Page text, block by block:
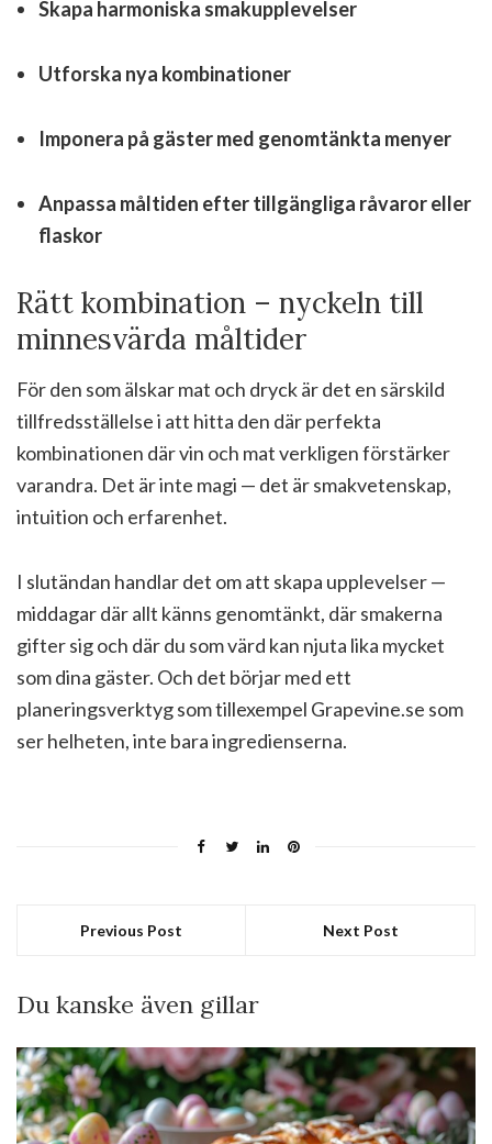
Skapa harmoniska smakupplevelser
Utforska nya kombinationer
Imponera på gäster med genomtänkta menyer
Anpassa måltiden efter tillgängliga råvaror eller
flaskor
Rätt kombination – nyckeln till
minnesvärda måltider
För den som älskar mat och dryck är det en särskild
tillfredsställelse i att hitta den där perfekta
kombinationen där vin och mat verkligen förstärker
varandra. Det är inte magi — det är smakvetenskap,
intuition och erfarenhet.
I slutändan handlar det om att skapa upplevelser —
middagar där allt känns genomtänkt, där smakerna
gifter sig och där du som värd kan njuta lika mycket
som dina gäster. Och det börjar med ett
planeringsverktyg som tillexempel Grapevine.se som
ser helheten, inte bara ingredienserna.
Previous Post Next Post
Du kanske även gillar